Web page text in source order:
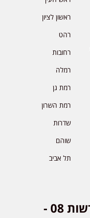
ראשון לציון
רהט
רחובות
רמלה
רמת גן
רמת השרון
שדרות
שוהם
תל אביב
חדשות אפס שמונה | חדשות 08 -